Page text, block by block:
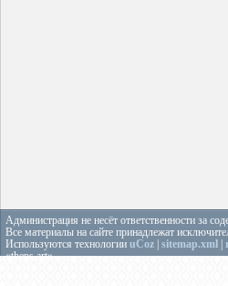
Администрация не несёт ответственности за
Все материалы на сайте принадлежат
Используются технологии uCoz sitemap.xml
«theps.art»